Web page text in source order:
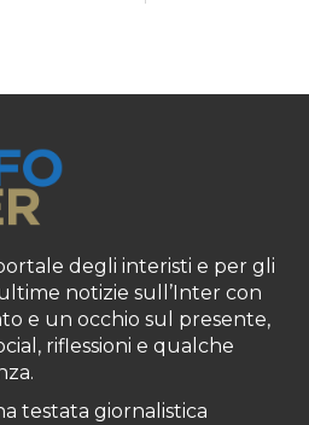
degli interisti e per gli
notizie sull’Inter con
e un occhio sul presente,
riflessioni e qualche
testata giornalistica